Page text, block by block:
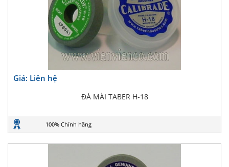
Giá: Liên hệ
ĐÁ MÀI TABER H-18
100% Chính hãng